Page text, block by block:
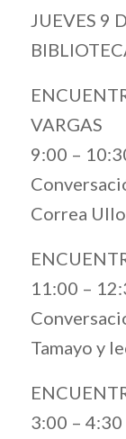
JUEVES 9
VARGAS
9:00 –
Correa
11:00 –
Tamayo y
3:00 – 4:30